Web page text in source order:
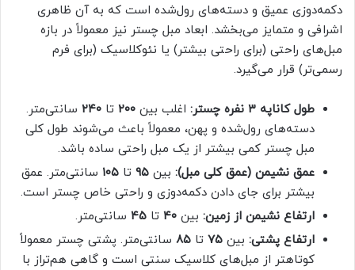
دکمه‌دوزی عمیق و دسته‌های رول‌شده است که به آن ظاهری
اشرافی و متمایز می‌بخشد. ابعاد مبل چستر نیز معمولاً در بازه
مبل‌های راحتی (برای راحتی بیشتر) یا نئوکلاسیک (برای فرم
رسمی‌تر) قرار می‌گیرد.
طول کاناپه ۳ نفره چستر: اغلب بین ۲۰۰ تا ۲۴۰ سانتی‌متر.
دسته‌های رول‌شده و پهن، معمولاً باعث می‌شوند طول کلی
مبل چستر کمی بیشتر از یک مبل راحتی ساده باشد.
عمق نشیمن (عمق کلی مبل): بین ۹۵ تا ۱۰۵ سانتی‌متر. عمق
بیشتر برای جای دادن دکمه‌دوزی و راحتی خاص چستر است.
ارتفاع نشیمن از زمین: بین ۴۰ تا ۴۵ سانتی‌متر.
ارتفاع پشتی: بین ۷۵ تا ۸۵ سانتی‌متر. پشتی چستر معمولاً
کوتاهتر از مبل‌های کلاسیک سنتی است و گاهی هم‌تراز با